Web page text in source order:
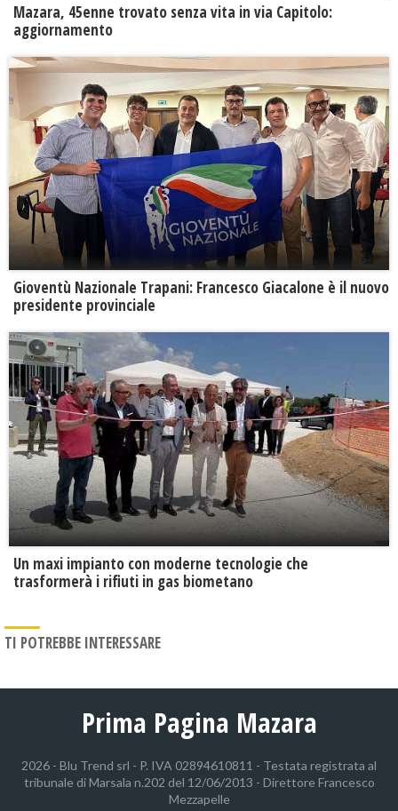
Mazara, 45enne trovato senza vita in via Capitolo:
aggiornamento
Gioventù Nazionale Trapani: Francesco Giacalone è il nuovo
presidente provinciale
Un maxi impianto con moderne tecnologie che
trasformerà i rifiuti in gas biometano
TI POTREBBE INTERESSARE
Prima Pagina Mazara
2026 - Blu Trend srl - P. IVA 02894610811 - Testata registrata al
tribunale di Marsala n.202 del 12/06/2013 - Direttore Francesco
Mezzapelle